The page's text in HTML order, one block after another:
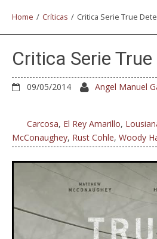
Home / Críticas / Critica Serie True
Critica Serie
09/05/2014
Angel Manuel
Carcosa, El Rey Amarillo,
McConaughey, Rust Cohle, Woody